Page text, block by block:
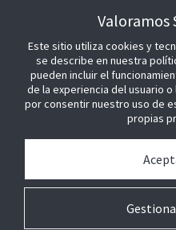
Valoramos
Este sitio utiliza cookies y
se describe en nuestra
pueden incluir el
de la experiencia del usuario
por consentir nuestro uso de
propias